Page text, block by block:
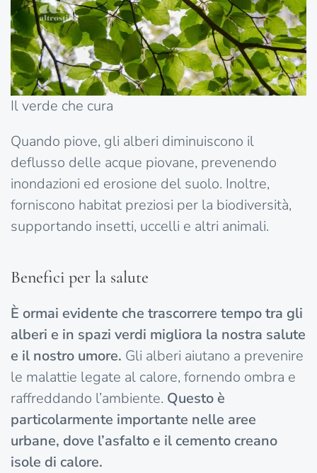
Il verde che cura
Quando piove, gli alberi diminuiscono il
deflusso delle acque piovane, prevenendo
inondazioni ed erosione del suolo. Inoltre,
forniscono habitat preziosi per la biodiversità,
supportando insetti, uccelli e altri animali.
Benefici per la salute
È ormai evidente che trascorrere tempo tra gli
alberi e in spazi verdi migliora la nostra salute
e il nostro umore. Gli alberi aiutano a prevenire
le malattie legate al calore, fornendo ombra e
raffreddando l’ambiente. Questo è
particolarmente importante nelle aree
urbane, dove l’asfalto e il cemento creano
isole di calore.